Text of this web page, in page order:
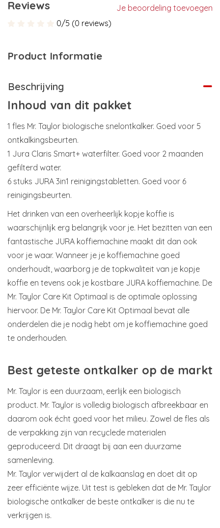
Reviews
Je beoordeling toevoegen
0/5 (0 reviews)
Product Informatie
Beschrijving
Inhoud van dit pakket
1 fles Mr. Taylor biologische snelontkalker. Goed voor 5
ontkalkingsbeurten.
1 Jura Claris Smart+ waterfilter. Goed voor 2 maanden
gefilterd water.
6 stuks JURA 3in1 reinigingstabletten. Goed voor 6
reinigingsbeurten.
Het drinken van een overheerlijk kopje koffie is
waarschijnlijk erg belangrijk voor je. Het bezitten van een
fantastische JURA koffiemachine maakt dit dan ook
voor je waar. Wanneer je je koffiemachine goed
onderhoudt, waarborg je de topkwaliteit van je kopje
koffie en tevens ook je kostbare JURA koffiemachine. De
Mr. Taylor Care Kit Optimaal is de optimale oplossing
hiervoor. De Mr. Taylor Care Kit Optimaal bevat alle
onderdelen die je nodig hebt om je koffiemachine goed
te onderhouden.
Best geteste ontkalker op de markt
Mr. Taylor is een duurzaam, eerlijk een biologisch
product. Mr. Taylor is volledig biologisch afbreekbaar en
daarom ook écht goed voor het milieu. Zowel de fles als
de verpakking zijn van recyclede materialen
geproduceerd. Dit draagt bij aan een duurzame
samenleving.
Mr. Taylor verwijdert al de kalkaanslag en doet dit op
zeer efficiënte wijze. Uit test is gebleken dat de Mr. Taylor
biologische ontkalker de beste ontkalker is die nu te
verkrijgen is.